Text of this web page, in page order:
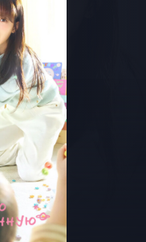
Восстановить пароль